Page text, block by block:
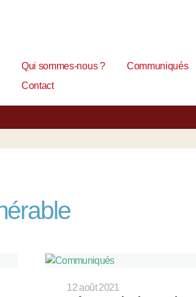
Qui sommes-nous ? Communiqués
Contact
12 août 2021